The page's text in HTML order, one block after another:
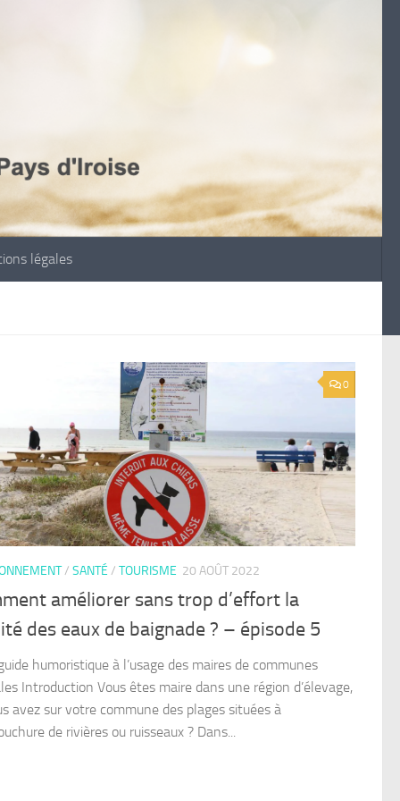
légales
0
/ SANTÉ / TOURISME 20 AOÛT 2022
améliorer sans trop d’effort la
des eaux de baignade ? – épisode 5
humoristique à l’usage des maires de communes
Introduction Vous êtes maire dans une région d’élevage,
avez sur votre commune des plages situées à
de rivières ou ruisseaux ? Dans...